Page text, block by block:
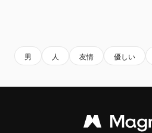
男 人 友情 優しい